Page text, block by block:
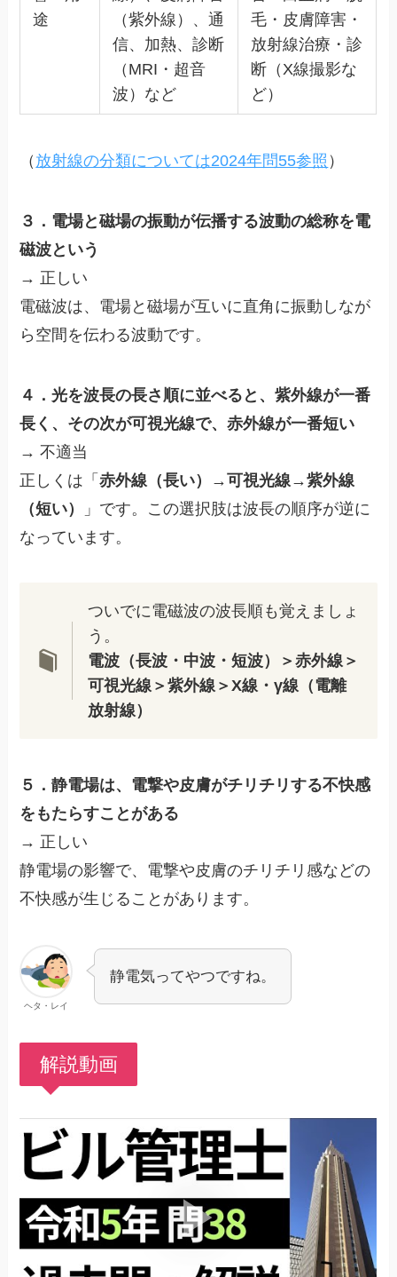
途
（紫外線）、通
信、加熱、診断
（MRI・超音
波）など
毛・皮膚障害・
放射線治療・診
断（X線撮影な
ど）
（ 放射線の分類については2024年問55参照 ）
３．電場と磁場の振動が伝播する波動の総称を電
磁波という
→ 正しい
電磁波は、電場と磁場が互いに直角に振動しなが
ら空間を伝わる波動です。
４．光を波長の長さ順に並べると、紫外線が一番
長く、その次が可視光線で、赤外線が一番短い
→ 不適当
正しくは「赤外線（長い）→可視光線→紫外線
（短い）
」です。この選択肢は波長の順序が逆に
なっています。
ついでに電磁波の波長順も覚えましょ
う。
電波（長波・中波・短波）＞赤外線＞
可視光線＞紫外線＞X線・γ線（電離
放射線）
５．静電場は、電撃や皮膚がチリチリする不快感
をもたらすことがある
→ 正しい
静電場の影響で、電撃や皮膚のチリチリ感などの
不快感が生じることがあります。
ヘタ・レイ
静電気ってやつですね。
解説動画